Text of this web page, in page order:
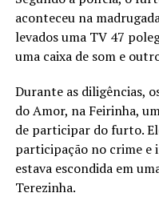
aconteceu na
levados uma TV 47
uma caixa de som e
Durante as diligências,
do Amor, na Feirinha,
de participar do furto.
participação no crime e
estava escondida em
Terezinha.